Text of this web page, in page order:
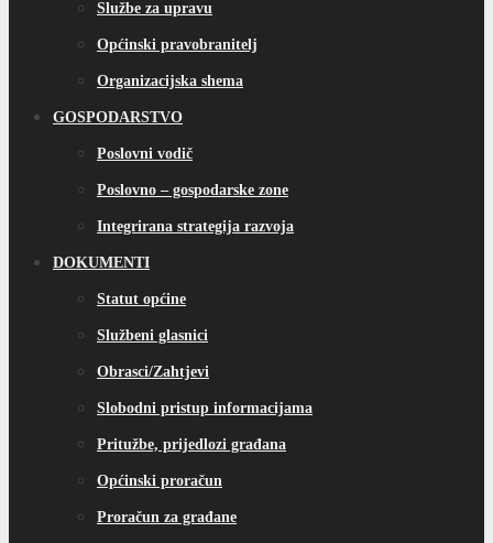
Službe za upravu
Općinski pravobranitelj
Organizacijska shema
GOSPODARSTVO
Poslovni vodič
Poslovno – gospodarske zone
Integrirana strategija razvoja
DOKUMENTI
Statut općine
Službeni glasnici
Obrasci/Zahtjevi
Slobodni pristup informacijama
Pritužbe, prijedlozi građana
Općinski proračun
Proračun za građane